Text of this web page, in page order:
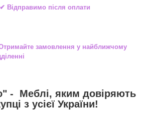
✔ Відправимо після оплати
замовлення у найближчому
- Меблі, яким довіряють
з усієї України!